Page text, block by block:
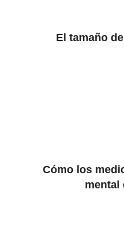
El tamaño
Cómo los
mental